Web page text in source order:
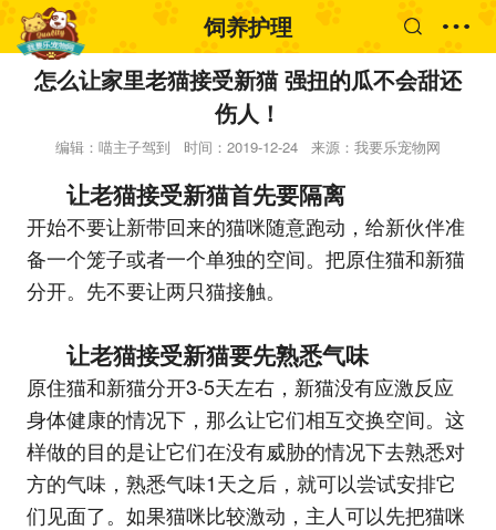
饲养护理
怎么让家里老猫接受新猫 强扭的瓜不会甜还
伤人！
编辑：喵主子驾到 时间：2019-12-24 来源：我要乐宠物网
让老猫接受新猫首先要隔离
开始不要让新带回来的猫咪随意跑动，给新伙伴准
备一个笼子或者一个单独的空间。把原住猫和新猫
分开。先不要让两只猫接触。
让老猫接受新猫要先熟悉气味
原住猫和新猫分开3-5天左右，新猫没有应激反应
身体健康的情况下，那么让它们相互交换空间。这
样做的目的是让它们在没有威胁的情况下去熟悉对
方的气味，熟悉气味1天之后，就可以尝试安排它
们见面了。如果猫咪比较激动，主人可以先把猫咪